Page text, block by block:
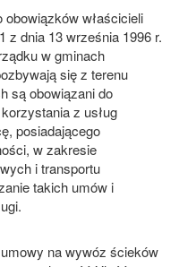
właścicieli
z dnia 13 września 1996 r.
w gminach
się z terenu
są obowiązani do
z usług
posiadającego
w zakresie
i transportu
takich umów i
na wywóz ścieków